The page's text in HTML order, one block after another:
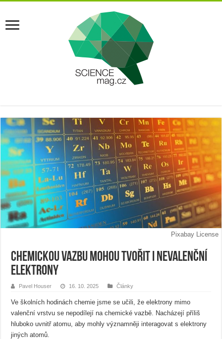
Pixabay License
Chemickou vazbu mohou tvořit i nevalenční
elektrony
Pavel Houser 16. 10. 2025 Články
Ve školních hodinách chemie jsme se učili, že elektrony mimo
valenční vrstvu se nepodílejí na chemické vazbě. Nacházejí příliš
hluboko uvnitř atomu, aby mohly významněji interagovat s elektrony
jiných atomů.